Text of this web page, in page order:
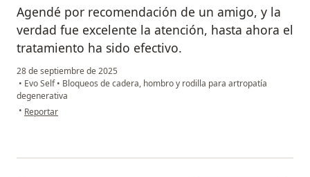
Agendé por recomendación de un amigo, y la
verdad fue excelente la atención, hasta ahora el
tratamiento ha sido efectivo.
28 de septiembre de 2025
• Evo Self• Bloqueos de cadera, hombro y rodilla para artropatía
degenerativa
• en opinión del usuario Luis
Reportar